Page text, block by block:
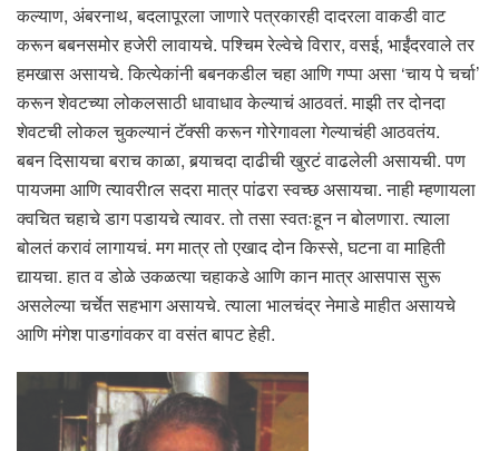
कल्याण, अंबरनाथ, बदलापूरला जाणारे पत्रकारही दादरला वाकडी वाट
करून बबनसमोर हजेरी लावायचे. पश्चिम रेल्वेचे विरार, वसई, भाईंदरवाले तर
हमखास असायचे. कित्येकांनी बबनकडील चहा आणि गप्पा असा ‘चाय पे चर्चा’
करून शेवटच्या लोकलसाठी धावाधाव केल्याचं आठवतं. माझी तर दोनदा
शेवटची लोकल चुकल्यानं टॅक्सी करून गोरेगावला गेल्याचंही आठवतंय.
बबन दिसायचा बराच काळा, बर्‍याचदा दाढीची खुरटं वाढलेली असायची. पण
पायजमा आणि त्यावरीrल सदरा मात्र पांढरा स्वच्छ असायचा. नाही म्हणायला
क्वचित चहाचे डाग पडायचे त्यावर. तो तसा स्वतःहून न बोलणारा. त्याला
बोलतं करावं लागायचं. मग मात्र तो एखाद दोन किस्से, घटना वा माहिती
द्यायचा. हात व डोळे उकळत्या चहाकडे आणि कान मात्र आसपास सुरू
असलेल्या चर्चेत सहभाग असायचे. त्याला भालचंद्र नेमाडे माहीत असायचे
आणि मंगेश पाडगांवकर वा वसंत बापट हेही.